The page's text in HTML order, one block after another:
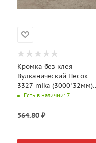
Кромка без клея
Вулканический Песок
3327 mika (3000*32мм)
10 гр., АМК-Троя
Есть в наличии: 7
564.80 ₽